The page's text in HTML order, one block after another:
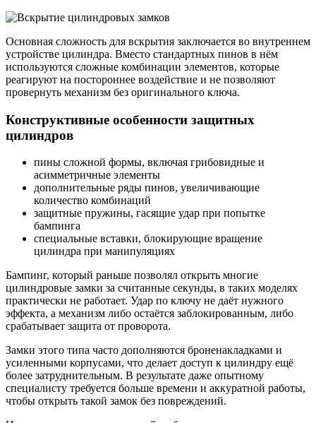
Основная сложность для вскрытия заключается во внутреннем
устройстве цилиндра. Вместо стандартных пинов в нём
используются сложные комбинации элементов, которые
реагируют на постороннее воздействие и не позволяют
провернуть механизм без оригинального ключа.
Конструктивные особенности защитных
цилиндров
пины сложной формы, включая грибовидные и
асимметричные элементы
дополнительные ряды пинов, увеличивающие
количество комбинаций
защитные пружины, гасящие удар при попытке
бампинга
специальные вставки, блокирующие вращение
цилиндра при манипуляциях
Бампинг, который раньше позволял открыть многие
цилиндровые замки за считанные секунды, в таких моделях
практически не работает. Удар по ключу не даёт нужного
эффекта, а механизм либо остаётся заблокированным, либо
срабатывает защита от проворота.
Замки этого типа часто дополняются броненакладками и
усиленными корпусами, что делает доступ к цилиндру ещё
более затруднительным. В результате даже опытному
специалисту требуется больше времени и аккуратной работы,
чтобы открыть такой замок без повреждений.